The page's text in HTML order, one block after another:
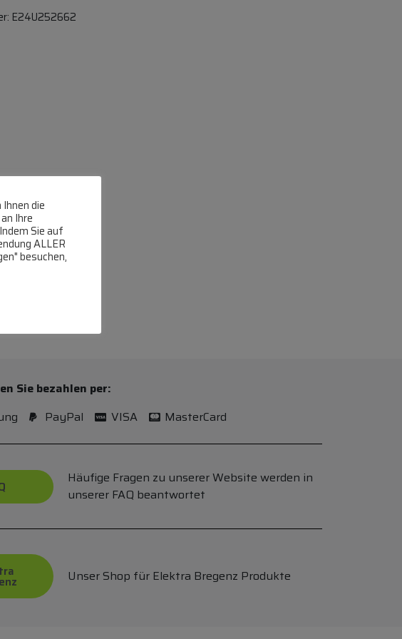
E24U252662
Sie bezahlen per:
PayPal VISA MasterCard
Häufige Fragen zu unserer Website werden in
unserer FAQ beantwortet
Unser Shop für Elektra Bregenz Produkte
die
Ihre
Sie auf
ALLER
besuchen,